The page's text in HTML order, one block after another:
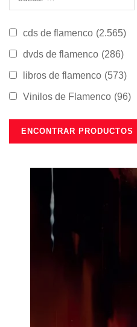
cds de flamenco (2.565)
dvds de flamenco (286)
libros de flamenco (573)
Vinilos de Flamenco (96)